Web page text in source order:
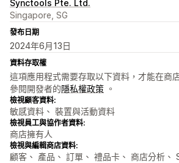
Synctools Pte. Ltd.
Singapore, SG
發布日期
2024年6月13日
資料存取權
這項應用程式需要存取以下資料，才能在商
參閱開發者的隱私權政策 。
檢視顧客資料:
敏感資料、 裝置與活動資料
檢視員工與協作者資料:
商店擁有人
檢視與編輯商店資料:
顧客、 產品、 訂單、 禮品卡、 商店分析、